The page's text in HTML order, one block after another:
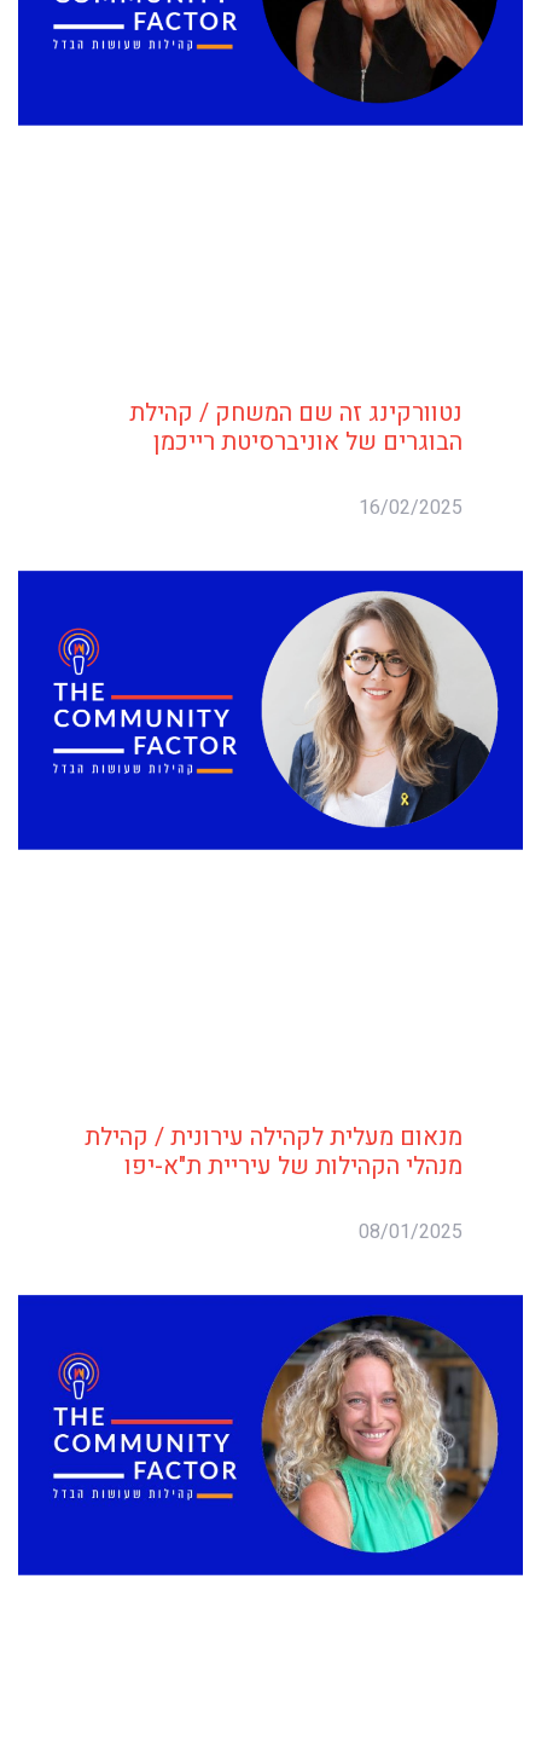
נטוורקינג זה שם המשחק / קהילת
הבוגרים של אוניברסיטת רייכמן
16/02/2025
מנאום מעלית לקהילה עירונית / קהילת
מנהלי הקהילות של עיריית ת"א-יפו
08/01/2025